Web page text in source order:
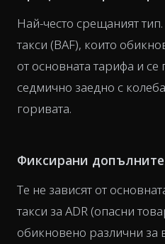
Най-често срещаният
такси (BAF), които
от основната тарифа и
седмично заедно с
горивата.
Фиксирани
Те не зависят от
такси за ADR (опасни
обикновено различни за